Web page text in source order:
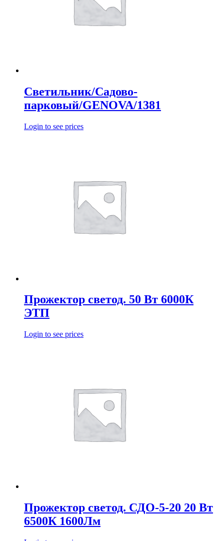
Светильник/Садово-
парковый/GENOVA/1381
Login to see prices
Прожектор светод. 50 Вт 6000К
ЭТП
Login to see prices
Прожектор светод. СДО-5-20 20 Вт
6500К 1600Лм